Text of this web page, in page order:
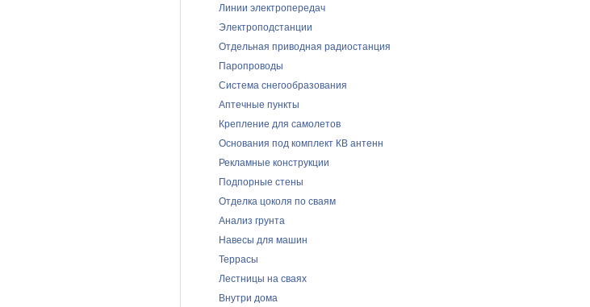
Линии электропередач
Электроподстанции
Отдельная приводная радиостанция
Паропроводы
Система снегообразования
Аптечные пункты
Крепление для самолетов
Основания под комплект КВ антенн
Рекламные конструкции
Подпорные стены
Отделка цоколя по сваям
Анализ грунта
Навесы для машин
Террасы
Лестницы на сваях
Внутри дома